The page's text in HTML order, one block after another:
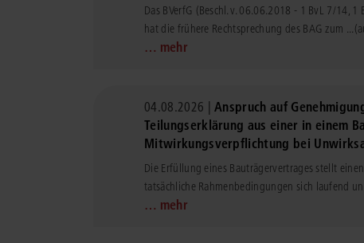
Das BVerfG (Beschl. v. 06.06.2018 - 1 BvL 7/14,
hat die frühere Rechtsprechung des BAG zum ...
… mehr
04.08.2026 |Anspruch auf
Teilungserklärung aus einer in einem
Mitwirkungsverpflichtung bei
Die Erfüllung eines Bauträgervertrages stellt
tatsächliche Rahmenbedingungen sich laufend
… mehr